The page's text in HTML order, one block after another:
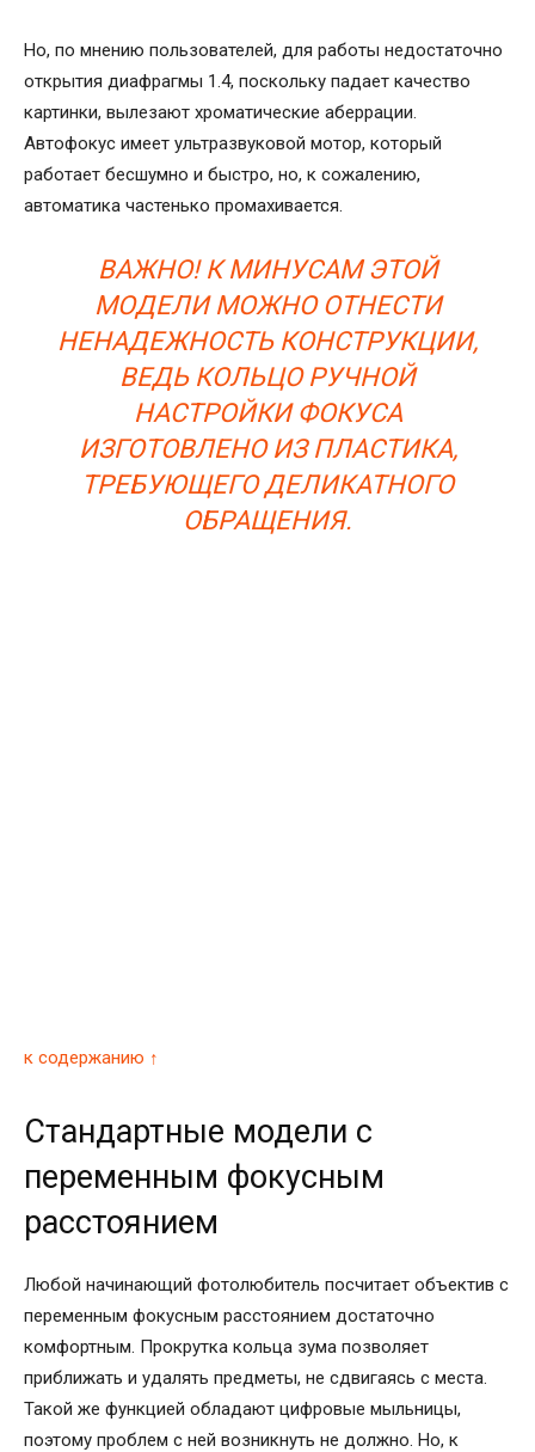
Но, по мнению пользователей, для работы недостаточно
открытия диафрагмы 1.4, поскольку падает качество
картинки, вылезают хроматические аберрации.
Автофокус имеет ультразвуковой мотор, который
работает бесшумно и быстро, но, к сожалению,
автоматика частенько промахивается.
ВАЖНО! К МИНУСАМ ЭТОЙ
МОДЕЛИ МОЖНО ОТНЕСТИ
НЕНАДЕЖНОСТЬ КОНСТРУКЦИИ,
ВЕДЬ КОЛЬЦО РУЧНОЙ
НАСТРОЙКИ ФОКУСА
ИЗГОТОВЛЕНО ИЗ ПЛАСТИКА,
ТРЕБУЮЩЕГО ДЕЛИКАТНОГО
ОБРАЩЕНИЯ.
к содержанию ↑
Стандартные модели с
переменным фокусным
расстоянием
Любой начинающий фотолюбитель посчитает объектив с
переменным фокусным расстоянием достаточно
комфортным. Прокрутка кольца зума позволяет
приближать и удалять предметы, не сдвигаясь с места.
Такой же функцией обладают цифровые мыльницы,
поэтому проблем с ней возникнуть не должно. Но, к